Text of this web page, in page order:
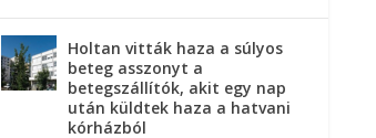
Holtan vitták haza a súlyos
beteg asszonyt a
betegszállítók, akit egy nap
után küldtek haza a hatvani
kórházból